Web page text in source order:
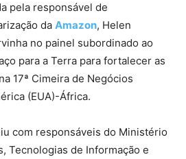
pela responsável de
da Amazon, Helen
no painel subordinado ao
para a Terra para fortalecer as
17ª Cimeira de Negócios
(EUA)-África.
com responsáveis do Ministério
Tecnologias de Informação e